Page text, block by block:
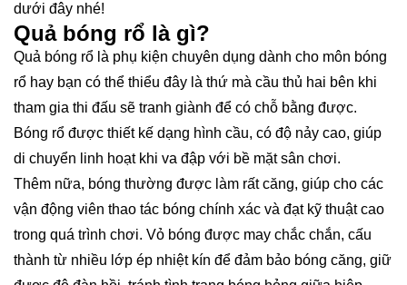
dưới đây nhé!
Quả bóng rổ là gì?
Quả bóng rổ là phụ kiện chuyên dụng dành cho môn bóng
rổ hay bạn có thể thiểu đây là thứ mà cầu thủ hai bên khi
tham gia thi đấu sẽ tranh giành để có chỗ bằng được.
Bóng rổ được thiết kế dạng hình cầu, có độ nảy cao, giúp
di chuyển linh hoạt khi va đập với bề mặt sân chơi.
Thêm nữa, bóng thường được làm rất căng, giúp cho các
vận động viên thao tác bóng chính xác và đạt kỹ thuật cao
trong quá trình chơi. Vỏ bóng được may chắc chắn, cấu
thành từ nhiều lớp ép nhiệt kín để đảm bảo bóng căng, giữ